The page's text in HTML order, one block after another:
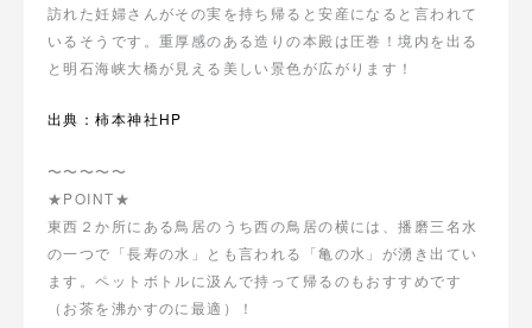
訪れた妊婦さんがその実を持ち帰ると安産になると言われて
いるそうです。重厚感のある造りの本殿は圧巻！境内を出る
と明石海峡大橋が見える美しい景色が広がります！
出典：柿本神社HP
〜〜〜〜〜
★POINT★
東西２か所にある鳥居のうち西の鳥居の横には、播磨三名水
の一つで「長寿の水」とも言われる「亀の水」が湧き出てい
ます。ペットボトルに汲んで持って帰るのもおすすめです
（お茶を沸かすのに最適）！